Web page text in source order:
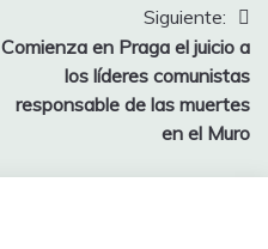
Siguiente:
Comienza en Praga el juicio a
los líderes comunistas
responsable de las muertes
en el Muro